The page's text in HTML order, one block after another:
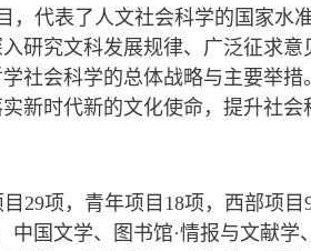
，代表了人文社会科学的国家水
研究文科发展规律、广泛征求意
社会科学的总体战略与主要举措
新时代新的文化使命，提升社会
29项，青年项目18项，西部项目
国文学、图书馆·情报与文献学